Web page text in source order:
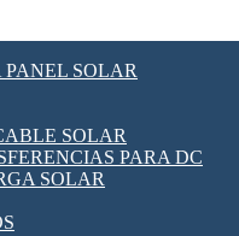
SOLAR
SOLAR
PARA DC
SOLAR